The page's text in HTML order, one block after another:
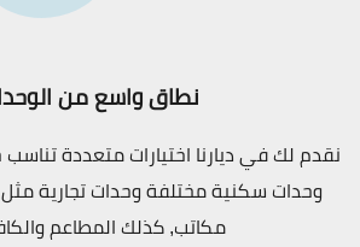
نطاق واسع من
نقدم لك في ديارنا اختيارات متعددة
وحدات سكنية مختلفة وحدات تجارية مثل
مكاتب, كذلك المطاعم